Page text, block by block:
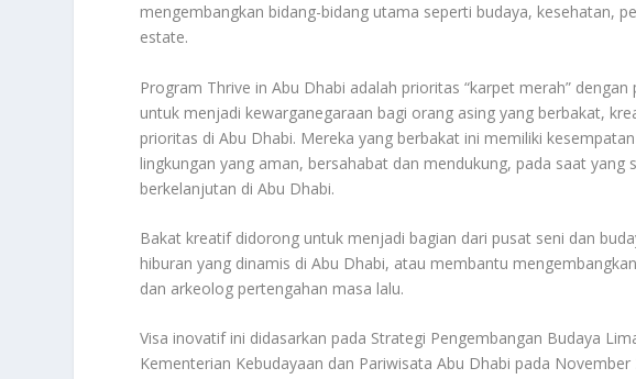
mengembangkan bidang-bidang utama seperti budaya, kesehatan,
estate.
Program Thrive in Abu Dhabi adalah prioritas “karpet merah”
untuk menjadi kewarganegaraan bagi orang asing yang berbakat,
prioritas di Abu Dhabi. Mereka yang berbakat ini memiliki
lingkungan yang aman, bersahabat dan mendukung, pada saat
berkelanjutan di Abu Dhabi.
Bakat kreatif didorong untuk menjadi bagian dari pusat seni dan
hiburan yang dinamis di Abu Dhabi, atau membantu
dan arkeolog pertengahan masa lalu.
Visa inovatif ini didasarkan pada Strategi Pengembangan Budaya
Kementerian Kebudayaan dan Pariwisata Abu Dhabi pada